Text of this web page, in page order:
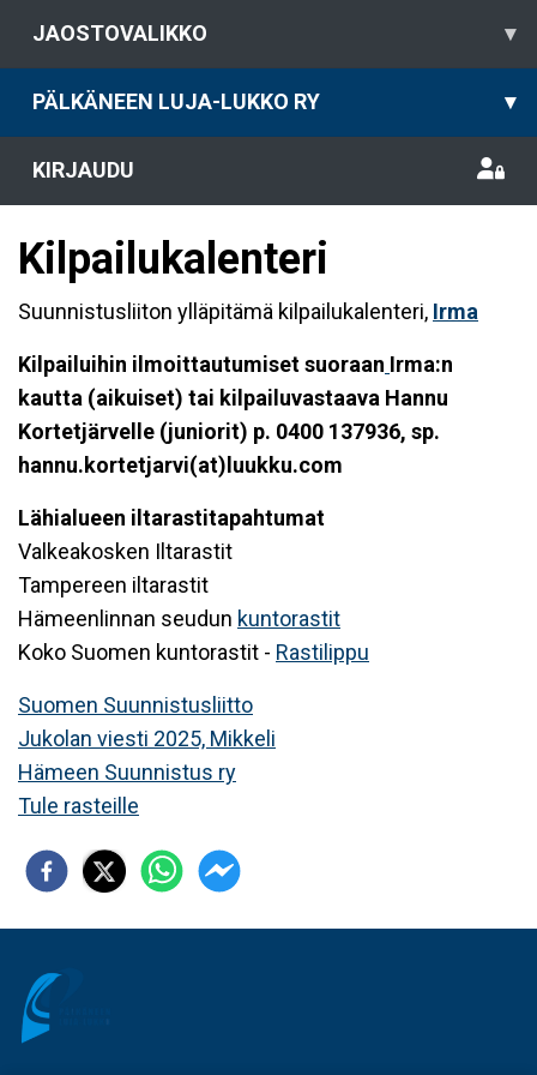
JAOSTOVALIKKO ▾
PÄLKÄNEEN LUJA-LUKKO RY ▾
KIRJAUDU
Kilpailukalenteri
Suunnistusliiton ylläpitämä kilpailukalenteri, Irma
Kilpailuihin ilmoittautumiset suoraan Irma:n
kautta (aikuiset) tai kilpailuvastaava Hannu
Kortetjärvelle (juniorit) p. 0400 137936, sp.
hannu.kortetjarvi(at)luukku.com
Lähialueen iltarastitapahtumat
Valkeakosken Iltarastit
Tampereen iltarastit
Hämeenlinnan seudun kuntorastit
Koko Suomen kuntorastit - Rastilippu
Suomen Suunnistusliitto
Jukolan viesti 2025, Mikkeli
Hämeen Suunnistus ry
Tule rasteille